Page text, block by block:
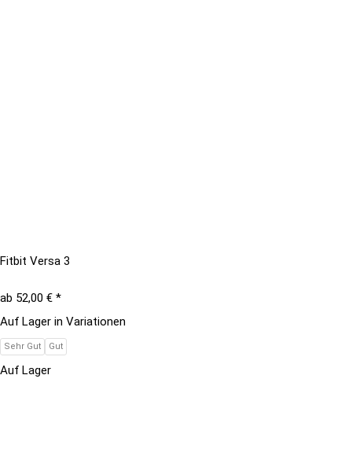
Fitbit Versa 3
ab 52,00 € *
Auf Lager in Variationen
Sehr Gut Gut
Auf Lager